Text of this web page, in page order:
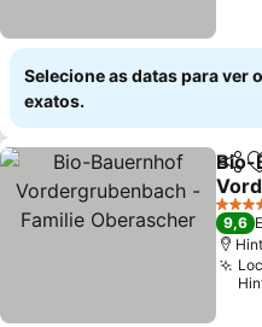
Selecione as datas para ver
exatos.
Bio-
Ver
4
9,6